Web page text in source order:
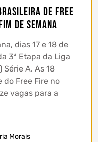
de Free
de semana
dias 17 e 18 de
3ª Etapa da Liga
Série A. As 18
Free Fire no
vagas para a
Morais